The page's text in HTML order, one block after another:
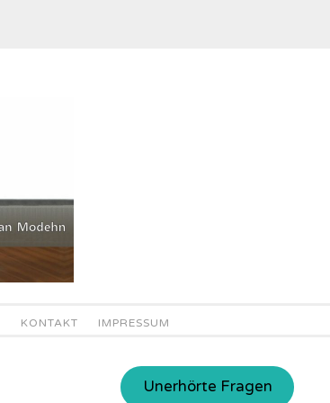
KONTAKT IMPRESSUM
Unerhörte Fragen